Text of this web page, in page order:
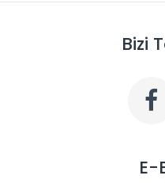
Bizi
E-